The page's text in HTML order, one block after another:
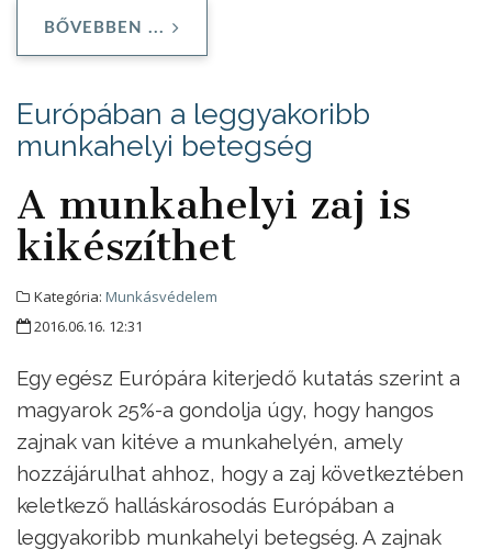
BŐVEBBEN ...
Európában a leggyakoribb
munkahelyi betegség
A munkahelyi zaj is
kikészíthet
Kategória: Munkásvédelem
2016.06.16. 12:31
Egy egész Európára kiterjedő kutatás szerint a
magyarok 25%-a gondolja úgy, hogy hangos
zajnak van kitéve a munkahelyén, amely
hozzájárulhat ahhoz, hogy a zaj következtében
keletkező halláskárosodás Európában a
leggyakoribb munkahelyi betegség. A zajnak